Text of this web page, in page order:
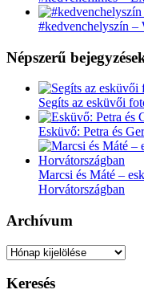
#kedvenchelyszín –
Népszerű
Segíts az esküvői
Esküvő: Petra és
Marcsi és Máté –
Horvátországban
Archívum
Archívum
Keresés